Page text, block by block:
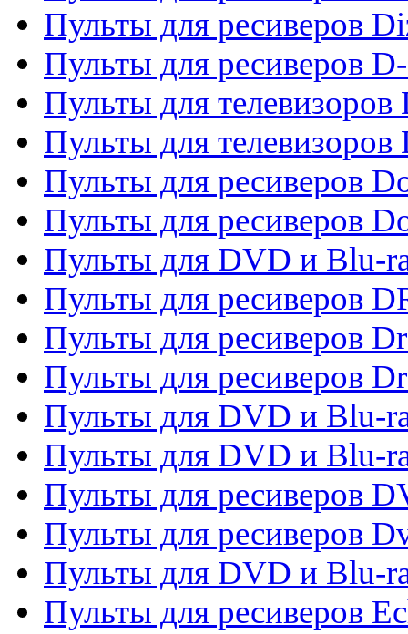
Пульты для ресиверов
Пульты для ресиверов
Пульты для телевизоров
Пульты для
Пульты для ресиверов
Пульты для ресиверов
Пульты для DVD и Blu-
Пульты для ресиверов
Пульты для ресиверов
Пульты для ресиверов
Пульты для DVD и Blu-
Пульты для DVD и Blu-
Пульты для ресиверов
Пульты для ресиверов
Пульты для DVD и Blu-
Пульты для ресиверов